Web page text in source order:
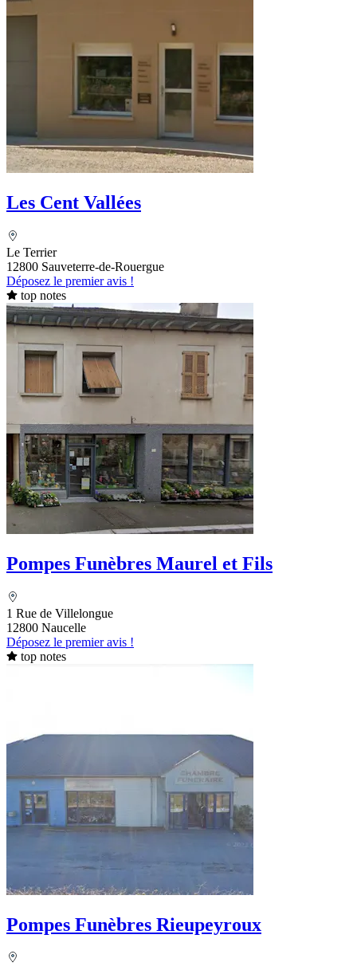
Les Cent Vallées
Le Terrier
12800 Sauveterre-de-Rouergue
Déposez le premier avis !
top notes
Pompes Funèbres Maurel et Fils
1 Rue de Villelongue
12800 Naucelle
Déposez le premier avis !
top notes
Pompes Funèbres Rieupeyroux